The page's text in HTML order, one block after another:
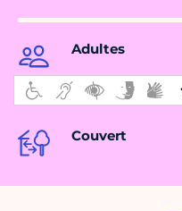
Adultes
Couvert